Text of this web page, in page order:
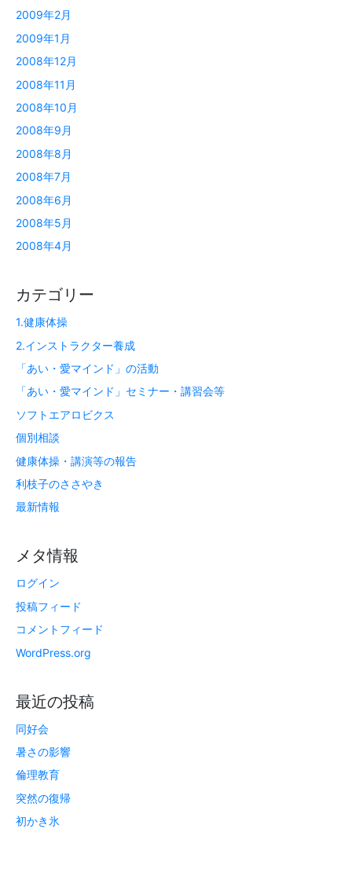
2009年2月
2009年1月
2008年12月
2008年11月
2008年10月
2008年9月
2008年8月
2008年7月
2008年6月
2008年5月
2008年4月
カテゴリー
1.健康体操
2.インストラクター養成
「あい・愛マインド」の活動
「あい・愛マインド」セミナー・講習会等
ソフトエアロビクス
個別相談
健康体操・講演等の報告
利枝子のささやき
最新情報
メタ情報
ログイン
投稿フィード
コメントフィード
WordPress.org
最近の投稿
同好会
暑さの影響
倫理教育
突然の復帰
初かき氷